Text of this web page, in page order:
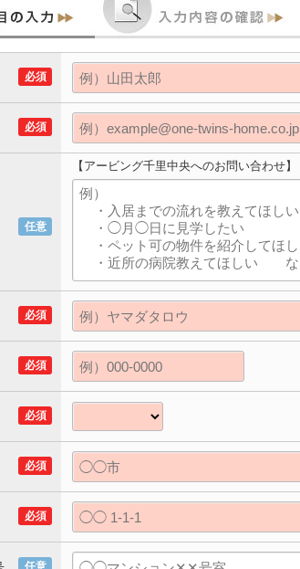
必須
必須
任意
【アービング千里中央へのお問い合わせ】
必須
必須
必須
必須
必須
任意